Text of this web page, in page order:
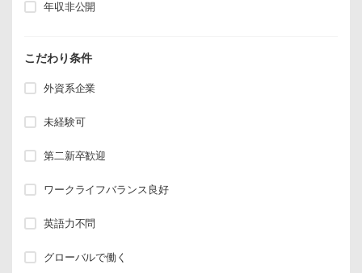
年収非公開
こだわり条件
外資系企業
未経験可
第二新卒歓迎
ワークライフバランス良好
英語力不問
グローバルで働く